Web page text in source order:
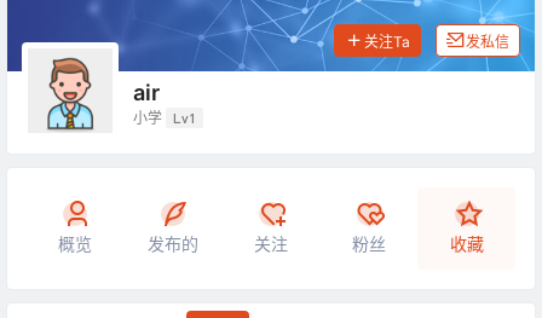
air
小学 Lv1
关注Ta 发私信
概览 发布的 关注 粉丝 收藏